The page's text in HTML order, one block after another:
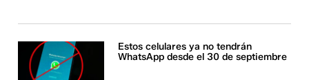
Estos celulares ya no tendrán
WhatsApp desde el 30 de septiembre